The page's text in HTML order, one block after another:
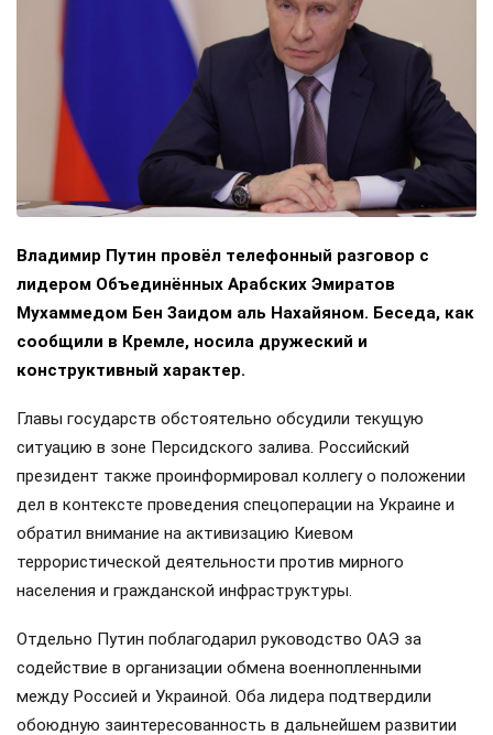
Владимир Путин провёл телефонный разговор с
лидером Объединённых Арабских Эмиратов
Мухаммедом Бен Заидом аль Нахайяном. Беседа, как
сообщили в Кремле, носила дружеский и
конструктивный характер.
Главы государств обстоятельно обсудили текущую
ситуацию в зоне Персидского залива. Российский
президент также проинформировал коллегу о положении
дел в контексте проведения спецоперации на Украине и
обратил внимание на активизацию Киевом
террористической деятельности против мирного
населения и гражданской инфраструктуры.
Отдельно Путин поблагодарил руководство ОАЭ за
содействие в организации обмена военнопленными
между Россией и Украиной. Оба лидера подтвердили
обоюдную заинтересованность в дальнейшем развитии